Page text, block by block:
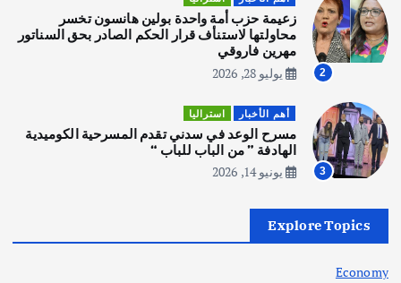
4
المقبل
يوليو 28, 2026
أهم الأخبار ثقافة وفنون
انطلاق ورشة التمثيل في مدينة كلباء الاماراتية
أغسطس 5, 2026
في جذور المشكلة وحلولها المستدامة
2
زعيمة حزب أمة واحدة بولين هانسون تخسر
محاولتها لاستنأف قرار الحكم الصادر بحق السناتور
مهرين فاروقي
يوليو 28, 2026
3
أهم الأخبار استراليا
مسرح الوعد في سدني تقدم المسرحية الكوميدية
الهادفة ” من الباب للباب “
يونيو 14, 2026
Explore Topics
Economy